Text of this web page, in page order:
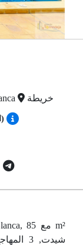
خريطة
(المدرجةالضرائب والمصاريف غير)